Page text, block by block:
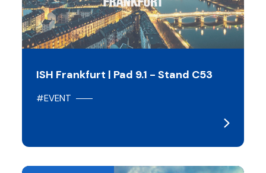
ISH Frankfurt | Pad 9.1 - Stand C53
#EVENT